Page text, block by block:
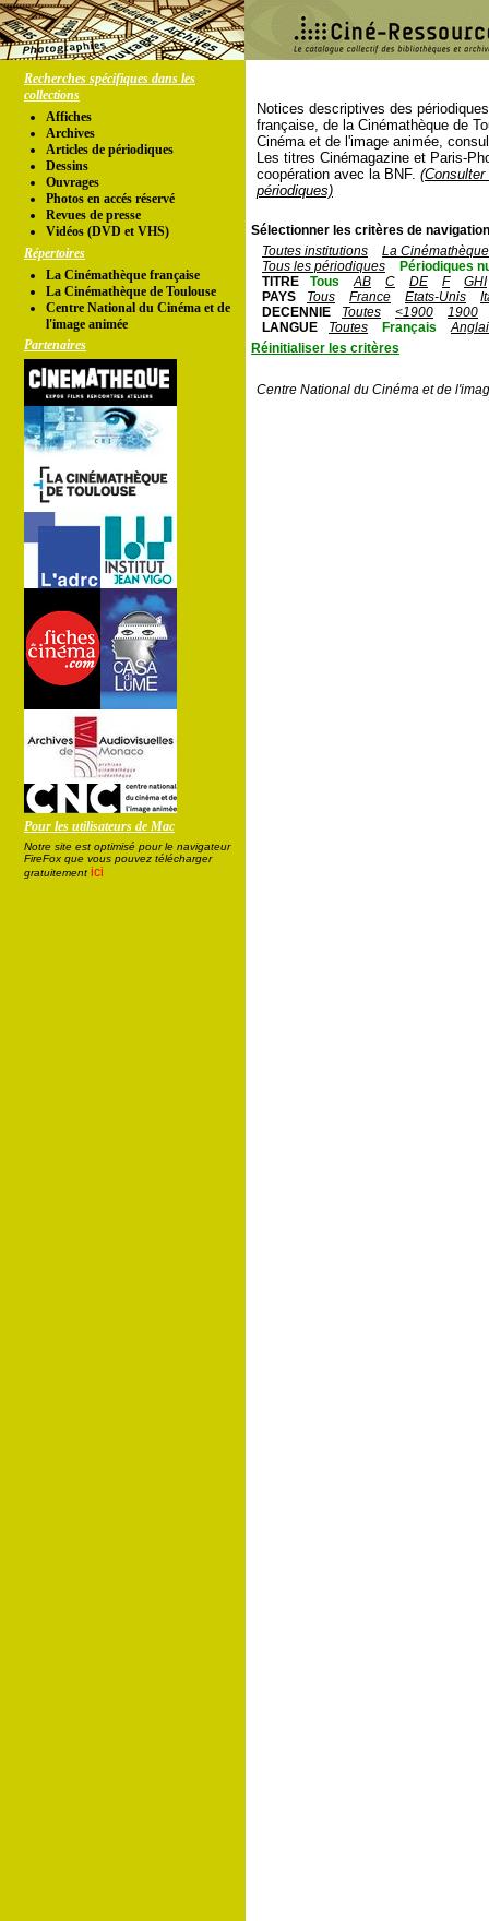
Recherches spécifiques dans les
collections
Affiches
Archives
Articles de périodiques
Dessins
Ouvrages
Photos en accés réservé
Revues de presse
Vidéos (DVD et VHS)
Répertoires
La Cinémathèque française
La Cinémathèque de Toulouse
Centre National du Cinéma et de
l'image animée
Partenaires
Pour les utilisateurs de Mac
Notre site est optimisé pour le navigateur
FireFox que vous pouvez télécharger
gratuitement ici
Notices descriptives des
française, de la Cinémathèque de
Cinéma et de l'image animée,
Les titres Cinémagazine et Paris-
coopération avec la BNF.
périodiques)
Sélectionner les critères de
Toutes institutions
La
Tous les périodiques
Périodiques
TITRE
Tous AB C DE F
GHI
PAYS
Tous France Etats-Unis
DECENNIE
Toutes <1900
1900
LANGUE
Toutes Français
Réinitialiser les critères
Centre National du Cinéma et de